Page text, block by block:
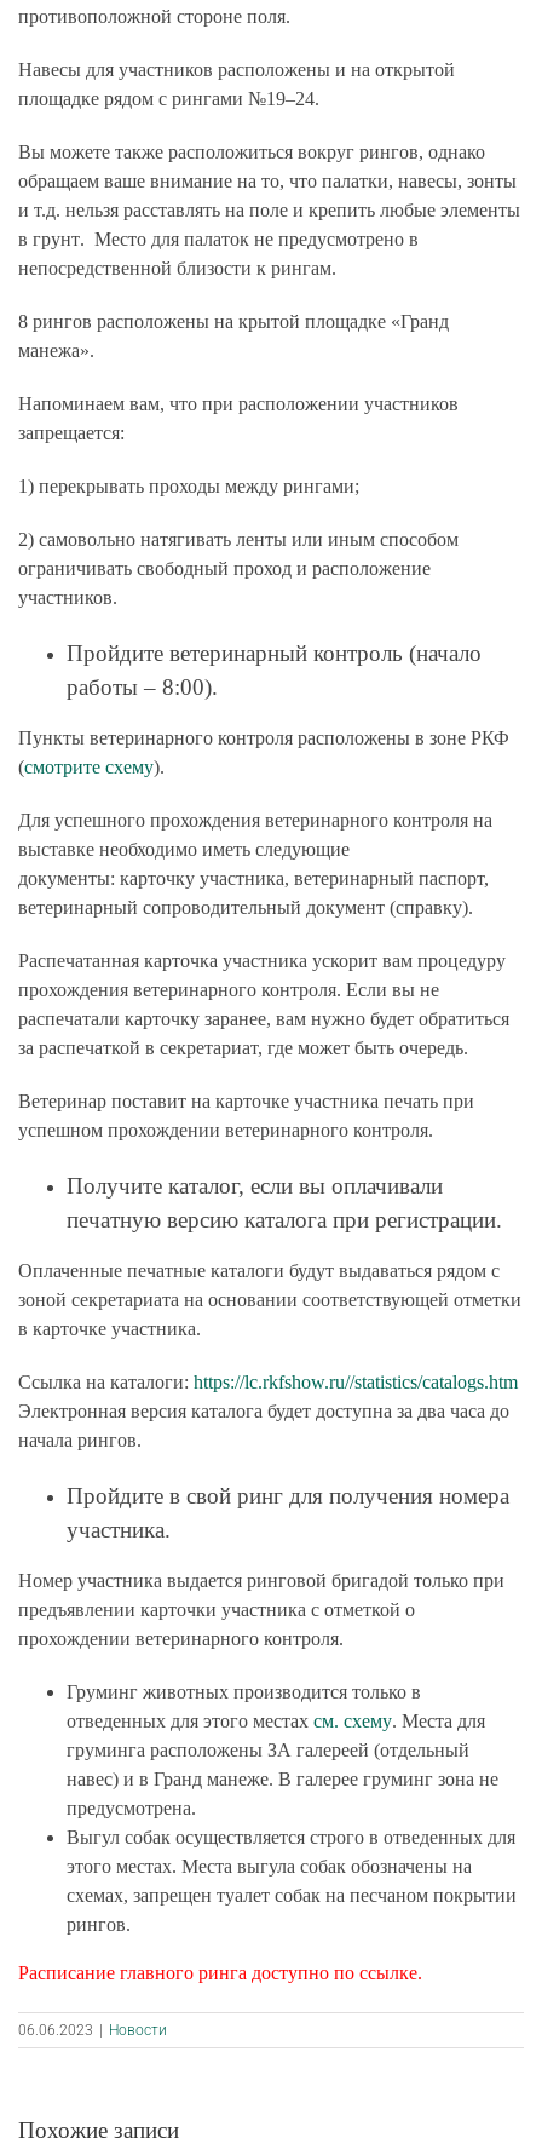
противоположной стороне поля.
Навесы для участников расположены и на открытой
площадке рядом с рингами №19–24.
Вы можете также расположиться вокруг рингов, однако
обращаем ваше внимание на то, что палатки, навесы, зонты
и т.д. нельзя расставлять на поле и крепить любые элементы
в грунт. Место для палаток не предусмотрено в
непосредственной близости к рингам.
8 рингов расположены на крытой площадке «Гранд
манежа».
Напоминаем вам, что при расположении участников
запрещается:
1) перекрывать проходы между рингами;
2) самовольно натягивать ленты или иным способом
ограничивать свободный проход и расположение
участников.
Пройдите ветеринарный контроль (начало
работы – 8:00).
Пункты ветеринарного контроля расположены в зоне РКФ
(смотрите схему).
Для успешного прохождения ветеринарного контроля на
выставке необходимо иметь следующие
документы: карточку участника, ветеринарный паспорт,
ветеринарный сопроводительный документ (справку).
Распечатанная карточка участника ускорит вам процедуру
прохождения ветеринарного контроля. Если вы не
распечатали карточку заранее, вам нужно будет обратиться
за распечаткой в секретариат, где может быть очередь.
Ветеринар поставит на карточке участника печать при
успешном прохождении ветеринарного контроля.
Получите каталог, если вы оплачивали
печатную версию каталога при регистрации.
Оплаченные печатные каталоги будут выдаваться рядом с
зоной секретариата на основании соответствующей отметки
в карточке участника.
Ссылка на каталоги: https://lc.rkfshow.ru//statistics/catalogs.htm
Электронная версия каталога будет доступна за два часа до
начала рингов.
Пройдите в свой ринг для получения номера
участника.
Номер участника выдается ринговой бригадой только при
предъявлении карточки участника с отметкой о
прохождении ветеринарного контроля.
Груминг животных производится только в
отведенных для этого местах см. схему. Места для
груминга расположены ЗА галереей (отдельный
навес) и в Гранд манеже. В галерее груминг зона не
предусмотрена.
Выгул собак осуществляется строго в отведенных для
этого местах. Места выгула собак обозначены на
схемах, запрещен туалет собак на песчаном покрытии
рингов.
Расписание главного ринга доступно по ссылке.
06.06.2023 Новости
Похожие записи